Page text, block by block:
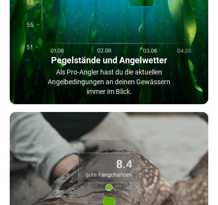
Pegelstände und Angelwetter
Als Pro-Angler hast du die aktuellen
Angelbedingungen an deinen Gewässern
immer im Blick.